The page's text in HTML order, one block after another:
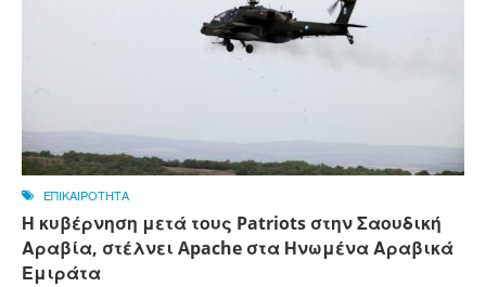
ΕΠΙΚΑΙΡΟΤΗΤΑ
Η κυβέρνηση μετά τους Patriots στην Σαουδική
Αραβία, στέλνει Apache στα Ηνωμένα Αραβικά
Εμιράτα